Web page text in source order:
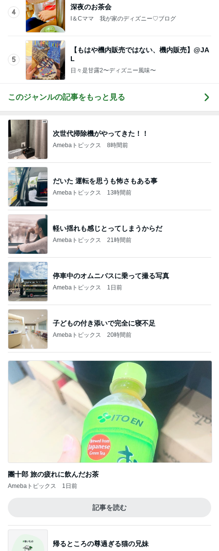
4
深夜のお茶会
I＆Cママ 我が家のディズニー♡ブログ
5
【もはや機内販売ではない、機内販売】@JA
L
日々是甘露2〜ディズニー風味〜
このジャンルの記事をもっと見る
次世代掃除機がやってきた！！
Amebaトピックス 8時間前
だいた 運転を思うも怖さもある事
Amebaトピックス 13時間前
軽い揺れも感じとってしまうからだ
Amebaトピックス 21時間前
停車中のオムニバスに乗って撮る写真
Amebaトピックス 1日前
子どもの付き添いで完全に寝不足
Amebaトピックス 20時間前
團十郎 旅の疲れに飲んだお茶
Amebaトピックス 1日前
記事を読む
帰るところの尊過ぎる猫の兄妹